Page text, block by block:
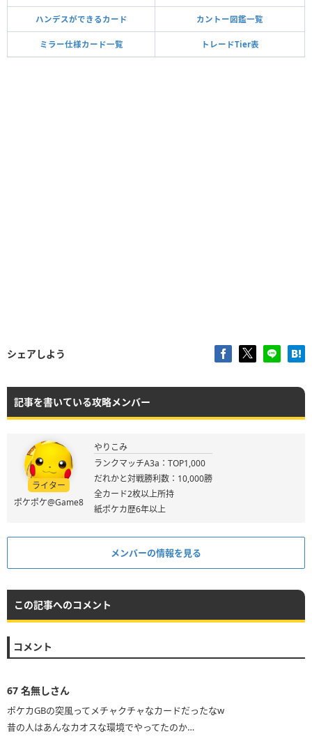
ハンデスができるカード カントー図鑑一覧
ミラー仕様カード一覧 トレードTier表
シェアしよう
記事を書いている攻略メンバー
ライター
ポケポケ@Game8
やりこみ
ランクマッチA3a：TOP1,000
だれかと対戦勝利数：10,000勝
全カード2枚以上所持
紙ポケカ歴6年以上
メンバーの情報を見る
この記事へのコメント
コメント
67 名無しさん
ポケカGBの突風ってメチャクチャなカードだったなw
昔の人はあんなカオスな環境でやってたのか…